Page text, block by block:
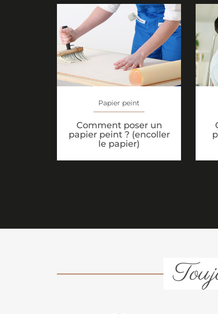
Papier peint
Comment poser un
papier peint ? (encoller
le papier)